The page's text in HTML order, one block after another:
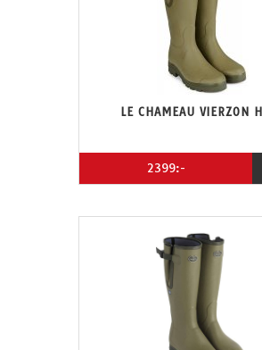
LE CHAMEAU VIERZON
2399:-